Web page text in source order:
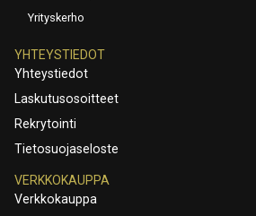
Yrityskerho
YHTEYSTIEDOT
Yhteystiedot
Laskutusosoitteet
Rekrytointi
Tietosuojaseloste
VERKKOKAUPPA
Verkkokauppa